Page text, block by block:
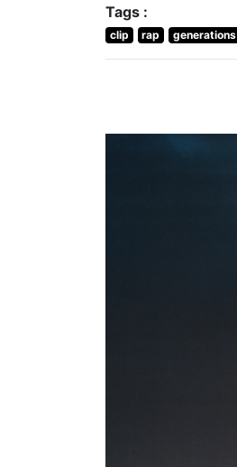
Tags :
clip rap generations